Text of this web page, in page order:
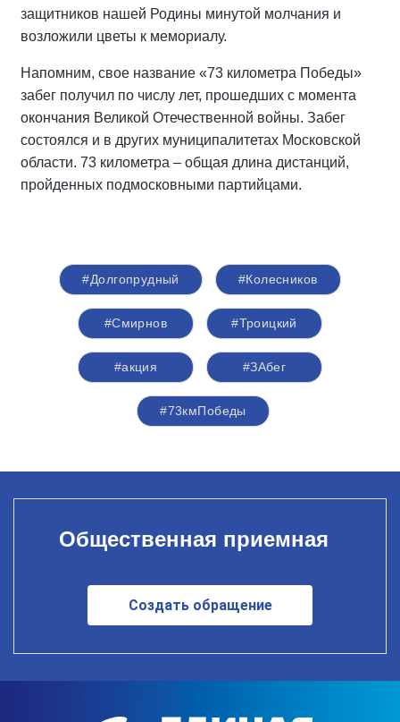
защитников нашей Родины минутой молчания и
возложили цветы к мемориалу.
Напомним, свое название «73 километра Победы»
забег получил по числу лет, прошедших с момента
окончания Великой Отечественной войны. Забег
состоялся и в других муниципалитетах Московской
области. 73 километра – общая длина дистанций,
пройденных подмосковными партийцами.
#Долгопрудный #Колесников
#Смирнов #Троицкий
#акция #ЗАбег
#73кмПобеды
Общественная приемная
Создать обращение